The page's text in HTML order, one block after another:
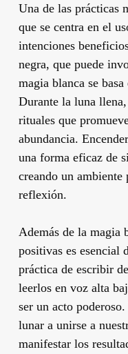
Una de las prácticas
que se centra en el
intenciones
negra, que puede
magia blanca se
Durante la luna
rituales que
abundancia.
una forma eficaz de
creando un
reflexión.
Además de la magia
positivas es esencial
práctica de escribir
leerlos en voz alta
ser un acto
lunar a unirse a
manifestar los